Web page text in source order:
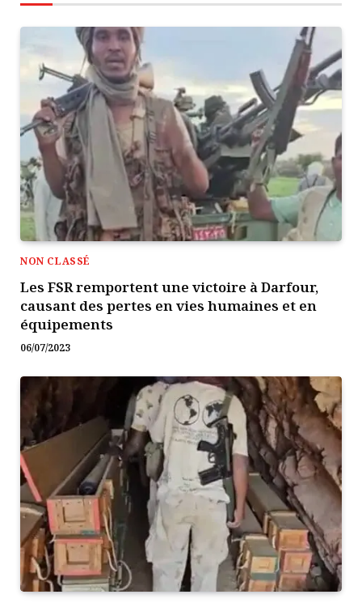
NON CLASSÉ
Les FSR remportent une victoire à Darfour,
causant des pertes en vies humaines et en
équipements
06/07/2023